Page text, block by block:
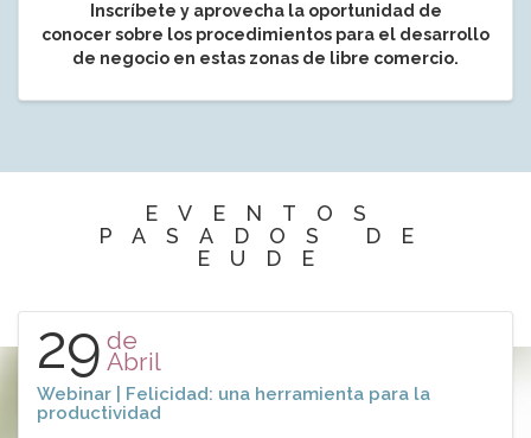
Inscríbete y aprovecha la oportunidad de
conocer sobre los procedimientos para el desarrollo
de negocio en estas zonas de libre comercio.
EVENTOS
PASADOS DE
EUDE
29 de
Abril
Webinar | Felicidad: una herramienta para la
productividad